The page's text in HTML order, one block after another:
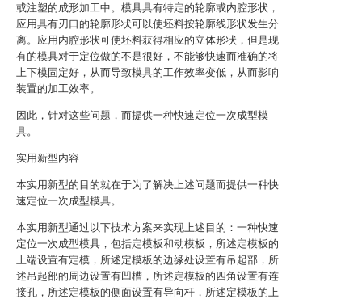
或注塑的成形加工中。模具具有特定的轮廓或内腔形状，
应用具有刃口的轮廓形状可以使坯料按轮廓线形状发生分
离。应用内腔形状可使坯料获得相应的立体形状，但是现
有的模具对于定位做的不是很好，不能够快速而准确的将
上下模固定好，从而导致模具的工作效率变低，从而影响
装置的加工效率。
因此，针对这些问题，而提供一种快速定位一次成型模
具。
实用新型内容
本实用新型的目的就在于为了解决上述问题而提供一种快
速定位一次成型模具。
本实用新型通过以下技术方案来实现上述目的：一种快速
定位一次成型模具，包括定模板和动模板，所述定模板的
上端设置有定模，所述定模板的边缘处设置有吊起部，所
述吊起部的周边设置有凹槽，所述定模板的四角设置有连
接孔，所述定模板的侧面设置有导向杆，所述定模板的上